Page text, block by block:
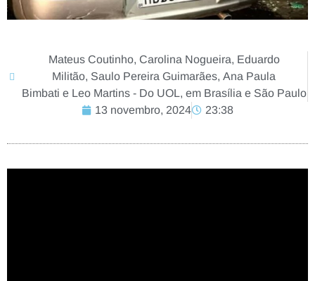
Mateus Coutinho, Carolina Nogueira, Eduardo
Militão, Saulo Pereira Guimarães, Ana Paula
Bimbati e Leo Martins - Do UOL, em Brasília e São Paulo
13 novembro, 2024
23:38